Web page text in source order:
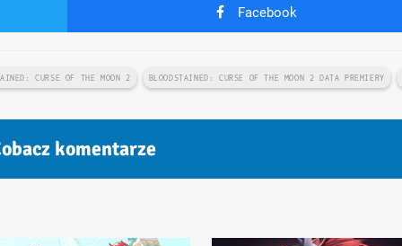
Facebook
CURSE OF THE MOON 2 BLOODSTAINED: CURSE OF THE MOON 2 DATA PREMIERY
komentarze